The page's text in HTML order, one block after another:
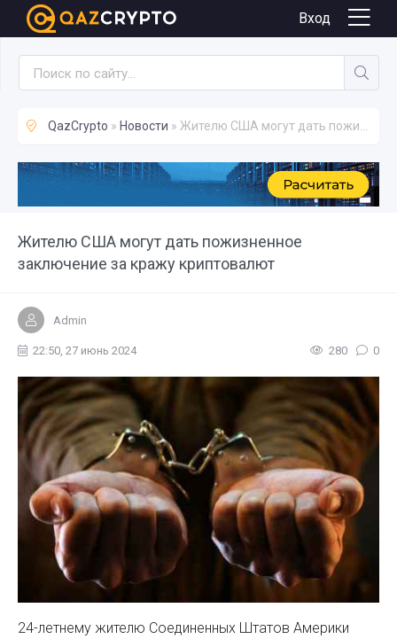
Вход
QazCrypto » Новости » Жителю США могут дать пожизненное заключение за кражу криптовалют
Жителю США могут дать пожизненное
заключение за кражу криптовалют
Новости
Admin
22:50, 27 июнь 2024 280 0
24-летнему жителю Соединенных Штатов Америки